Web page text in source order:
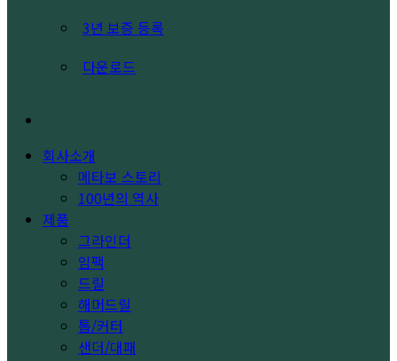
3년 보증 등록
다운로드
회사소개
메타보 스토리
100년의 역사
제품
그라인더
임팩
드릴
해머드릴
톱/커터
샌더/대패